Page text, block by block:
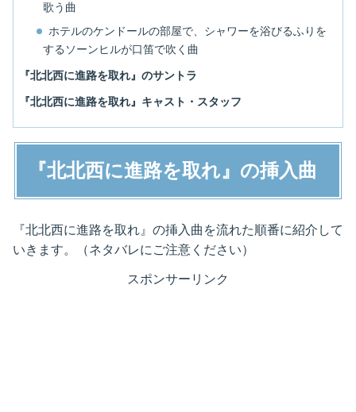
歌う曲
ホテルのケンドールの部屋で、シャワーを浴びるふりを
するソーンヒルが口笛で吹く曲
『北北西に進路を取れ』のサントラ
『北北西に進路を取れ』キャスト・スタッフ
『北北西に進路を取れ』の挿入曲
『北北西に進路を取れ』の挿入曲を流れた順番に紹介して
いきます。（ネタバレにご注意ください）
スポンサーリンク